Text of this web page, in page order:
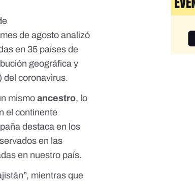
de agosto analizó
en 35 países de
geográfica y
) del coronavirus.
mismoancestro, lo
el continente
destaca en los
en las
en nuestro país.
mientras que